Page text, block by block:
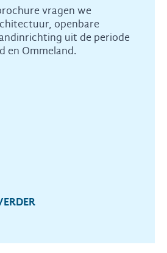
vragen we
openbare
uit de periode
en Ommeland.